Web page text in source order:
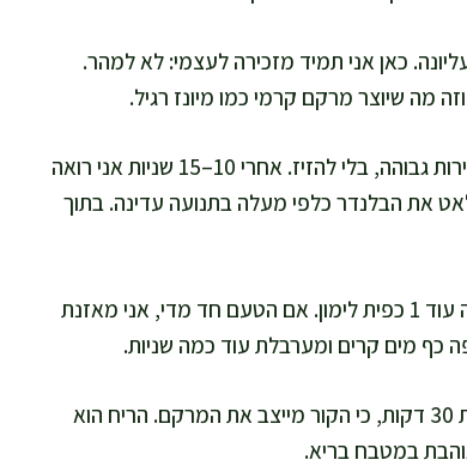
כאן אני תמיד מזכירה לעצמי: לא למהר.
מה שיוצר מרקם קרמי כמו מיונז רגיל.
אני מכניסה בלנדר מוט עד לתחתית הכוס ומפעילה על מהירות גבוהה, בלי להזיז. אחרי 10–15 שניות אני רואה
את הבלנדר כלפי מעלה בתנועה עדינה. בתוך
אני טועמת ומתקנת תיבול. אם חסר לי חמצמץ, אני מוסיפה עוד 1 כפית לימון. אם הטעם חד מדי, אני מאזנת
אני מעבירה לצנצנת נקייה וסוגרת היטב. אני מקררת לפחות 30 דקות, כי הקור מייצב את המרקם. הריח הוא
במטבח בריא.